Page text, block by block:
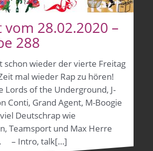
vom 28.02.2020 –
288
schon wieder der vierte Freitag
mal wieder Rap zu hören!
Lords of the Underground, J-
Conti, Grand Agent, M-Boogie
Deutschrap wie
Teamsport und Max Herre
– Intro, talk[…]